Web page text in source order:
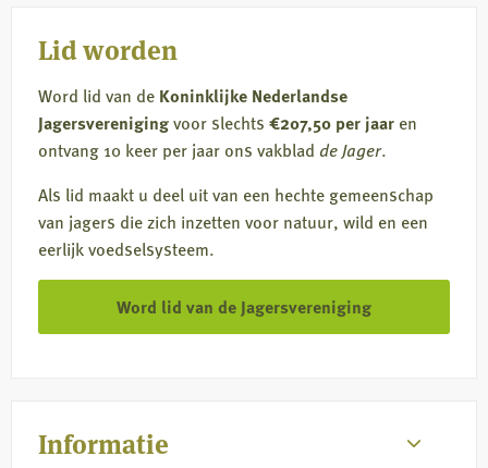
Informatie
Lid worden
Word lid van de Koninklijke Nederlandse
Jagersverenigingvoor slechts €207,50 per jaar en
ontvang 10 keer per jaar ons vakblad de Jager.
Als lid maakt u deel uit van een hechte gemeenschap
van jagers die zich inzetten voor natuur, wild en een
eerlijk voedselsysteem.
Word lid van de Jagersvereniging